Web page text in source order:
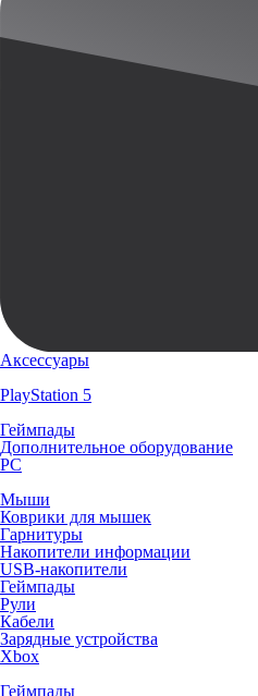
Аксессуары
PlayStation 5
Геймпады
Дополнительное оборудование
PC
Мыши
Коврики для мышек
Гарнитуры
Накопители информации
USB-накопители
Геймпады
Рули
Кабели
Зарядные устройства
Xbox
Геймпады